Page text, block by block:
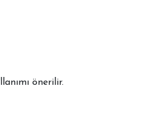
önerilir.